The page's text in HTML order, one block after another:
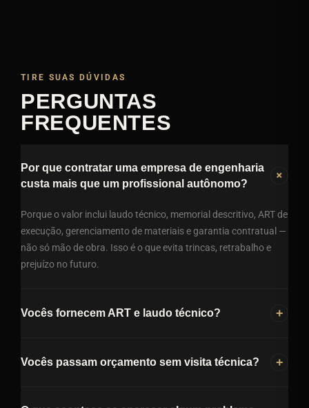
TIRE SUAS DÚVIDAS
PERGUNTAS
FREQUENTES
Por que contratar uma empresa de engenharia
custa mais que um profissional autônomo?
+
Porque o valor inclui laudo técnico, memorial descritivo, ART de
execução, gerenciamento de materiais e garantia contratual —
não só mão de obra. Isso é o que evita trincas, retrabalho e
prejuízo no futuro.
Vocês fornecem ART e laudo técnico? +
ART de execução — documentação completa, essencial para
Vocês passam orçamento sem visita técnica? +